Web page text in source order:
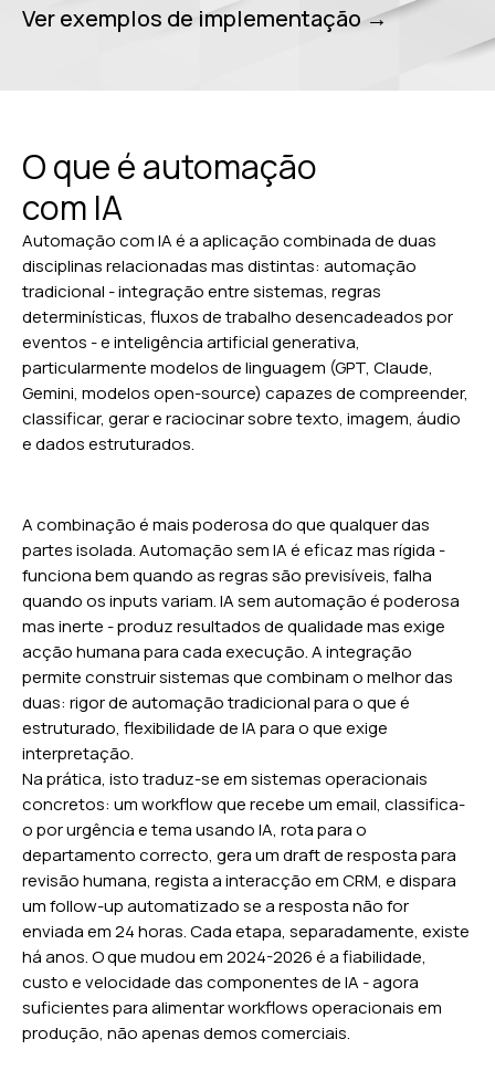
Ver exemplos de implementação →
O que é automação
com IA
Automação com IA é a aplicação combinada de duas
disciplinas relacionadas mas distintas: automação
tradicional - integração entre sistemas, regras
determinísticas, fluxos de trabalho desencadeados por
eventos - e inteligência artificial generativa,
particularmente modelos de linguagem (GPT, Claude,
Gemini, modelos open-source) capazes de compreender,
classificar, gerar e raciocinar sobre texto, imagem, áudio
e dados estruturados.
A combinação é mais poderosa do que qualquer das
partes isolada. Automação sem IA é eficaz mas rígida -
funciona bem quando as regras são previsíveis, falha
quando os inputs variam. IA sem automação é poderosa
mas inerte - produz resultados de qualidade mas exige
acção humana para cada execução. A integração
permite construir sistemas que combinam o melhor das
duas: rigor de automação tradicional para o que é
estruturado, flexibilidade de IA para o que exige
interpretação.
Na prática, isto traduz-se em sistemas operacionais
concretos: um workflow que recebe um email, classifica-
o por urgência e tema usando IA, rota para o
departamento correcto, gera um draft de resposta para
revisão humana, regista a interacção em CRM, e dispara
um follow-up automatizado se a resposta não for
enviada em 24 horas. Cada etapa, separadamente, existe
há anos. O que mudou em 2024-2026 é a fiabilidade,
custo e velocidade das componentes de IA - agora
suficientes para alimentar workflows operacionais em
produção, não apenas demos comerciais.